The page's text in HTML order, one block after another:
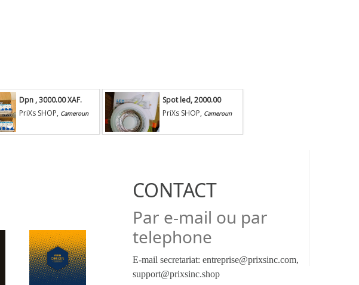
Dpn , 3000.00 XAF.
Secteur: Electricite
PriXs SHOP, Cameroun
Spot led, 2000.00
XAF. Secteur:
Electricite
PriXs SHOP, Cameroun
CONTACT
Par e-mail ou par
telephone
E-mail secretariat:entreprise@prixsinc.com,
support@prixsinc.shop